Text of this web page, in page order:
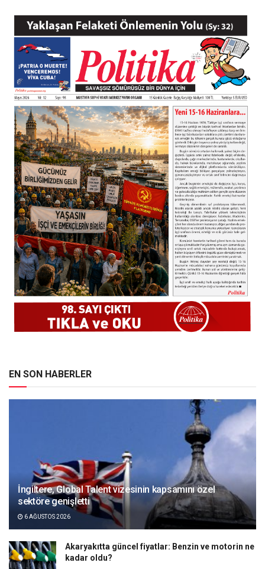
EN SON HABERLER
İngiltere, Global Talent vizesinin kapsamını özel
sektöre genişletti
6 AĞUSTOS 2026
Akaryakıtta güncel fiyatlar: Benzin ve motorin ne
kadar oldu?